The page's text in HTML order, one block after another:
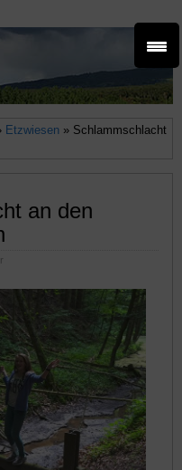
Etzwiesen » Schlammschlacht
an den